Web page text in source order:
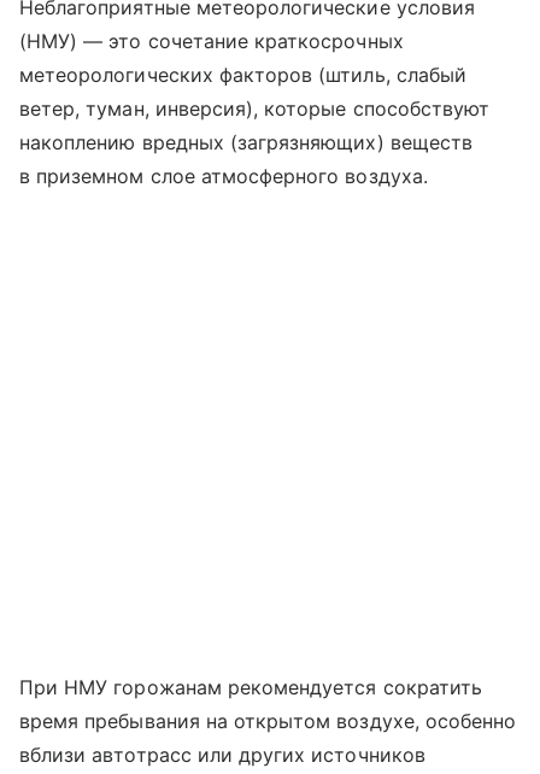
Неблагоприятные метеорологические условия
(НМУ) — это сочетание краткосрочных
метеорологических факторов (штиль, слабый
ветер, туман, инверсия), которые способствуют
накоплению вредных (загрязняющих) веществ
в приземном слое атмосферного воздуха.
При НМУ горожанам рекомендуется сократить
время пребывания на открытом воздухе, особенно
вблизи автотрасс или других источников